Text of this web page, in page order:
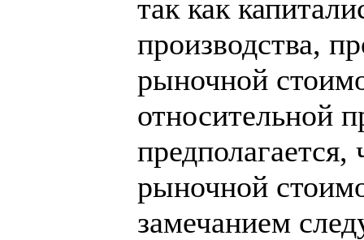
так как
производства,
рыночной
относительной
рыночной
замечанием